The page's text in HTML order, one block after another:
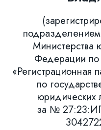
подразделением
Министерства
Федерации по
«Регистрационная
по
юридических
за №